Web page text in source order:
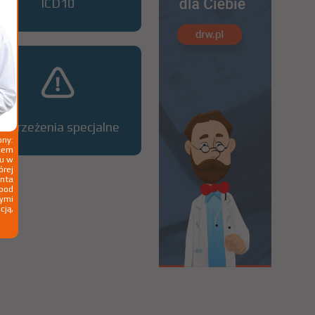
ICD10
specjalne
w